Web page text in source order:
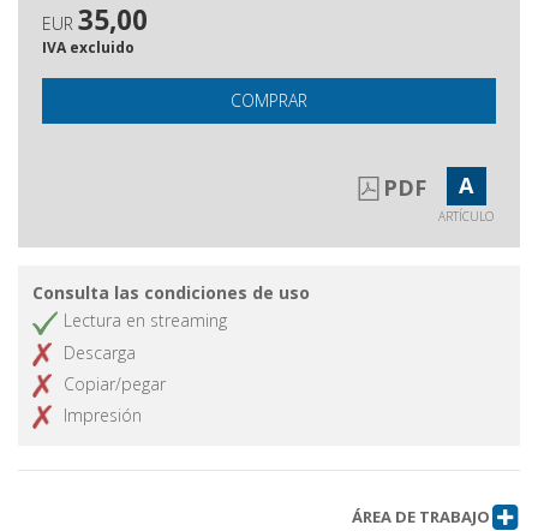
EUR 35,00
IVA excluido
COMPRAR
PDF A
ARTÍCULO
Consulta las condiciones de uso
Lectura en streaming
Descarga
Copiar/pegar
Impresión
ÁREA DE TRABAJO